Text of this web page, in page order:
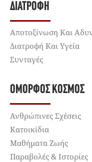
ΔΙΑΤΡΟΦΉ
Αποτοξίνωση Και
Διατροφή Και Υγεία
Συνταγές
ΌΜΟΡΦΟΣ ΚΌΣΜΟΣ
Ανθρώπινες Σχέσεις
Κατοικίδια
Μαθήματα Ζωής
Παραβολές & Ιστορίες